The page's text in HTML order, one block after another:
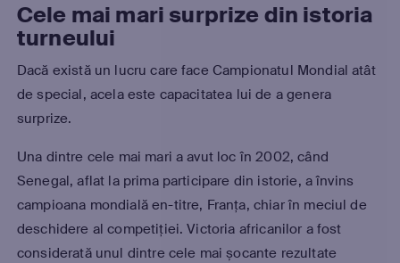
Cele mai mari surprize din istoria
turneului
Dacă există un lucru care face Campionatul Mondial atât
de special, acela este capacitatea lui de a genera
surprize.
Una dintre cele mai mari a avut loc în 2002, când
Senegal, aflat la prima participare din istorie, a învins
campioana mondială en-titre, Franța, chiar în meciul de
deschidere al competiției. Victoria africanilor a fost
considerată unul dintre cele mai șocante rezultate